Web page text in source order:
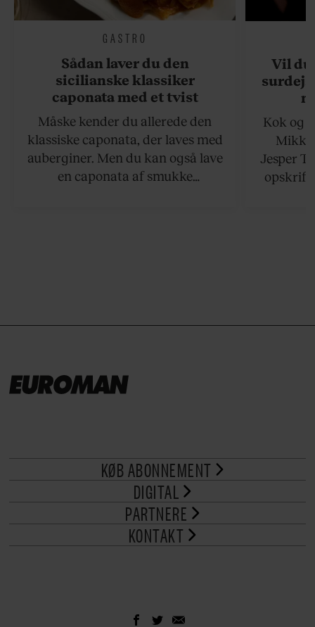
GASTRO
Sådan laver du den
sicilianske klassiker
caponata med et tvist
Måske kender du allerede den
klassiske caponata, der laves med
auberginer. Men du kan også lave
en caponata af smukke
Vil du
Kok og
Jesper
opskrift
KØB ABONNEMENT
DIGITAL
PARTNERE
KONTAKT